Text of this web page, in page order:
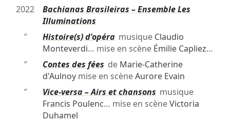
2022
Bachianas Brasileiras – Ensemble Les
Illuminations
″
Histoire(s) d'opéramusique Claudio
Monteverdi… mise en scène Émilie Capliez…
″
Contes des fées de Marie-Catherine
d'Aulnoymise en scèneAurore Evain
″
Vice-versa – Airs et chansons musique
Francis Poulenc… mise en scèneVictoria
Duhamel